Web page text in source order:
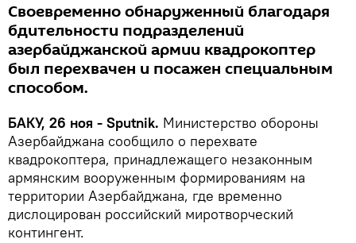
Своевременно обнаруженный благодаря
бдительности подразделений
азербайджанской армии квадрокоптер
был перехвачен и посажен специальным
способом.
БАКУ, 26 ноя - Sputnik. Министерство обороны
Азербайджана сообщило о перехвате
квадрокоптера, принадлежащего незаконным
армянским вооруженным формированиям на
территории Азербайджана, где временно
дислоцирован российский миротворческий
контингент.